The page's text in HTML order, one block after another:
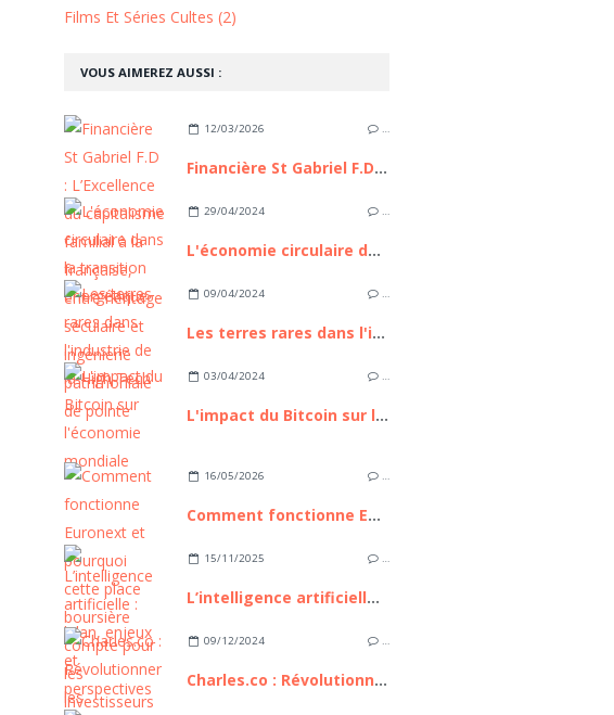
VOUS AIMEREZ AUSSI :
12/03/2026 …
Financière St Gabriel F.D : L’Excellence du capitalisme familial à la française, entre héritage séculaire et ingénierie patrimoniale de pointe
29/04/2024 …
L'économie circulaire dans la transition énergétique
09/04/2024 …
Les terres rares dans l'industrie de la High Tech
03/04/2024 …
L'impact du Bitcoin sur l'économie mondiale
16/05/2026 …
Comment fonctionne Euronext et pourquoi cette place boursière compte pour les investisseurs européens
15/11/2025 …
L’intelligence artificielle : bilan, enjeux et perspectives
09/12/2024 …
Charles.co : Révolutionner les consultations médicales
Films Et Séries Cultes (2)